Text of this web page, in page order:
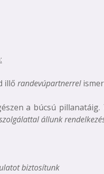
illő randevúpartnerrel
a búcsú pillanatáig.
állunk
biztosítunk